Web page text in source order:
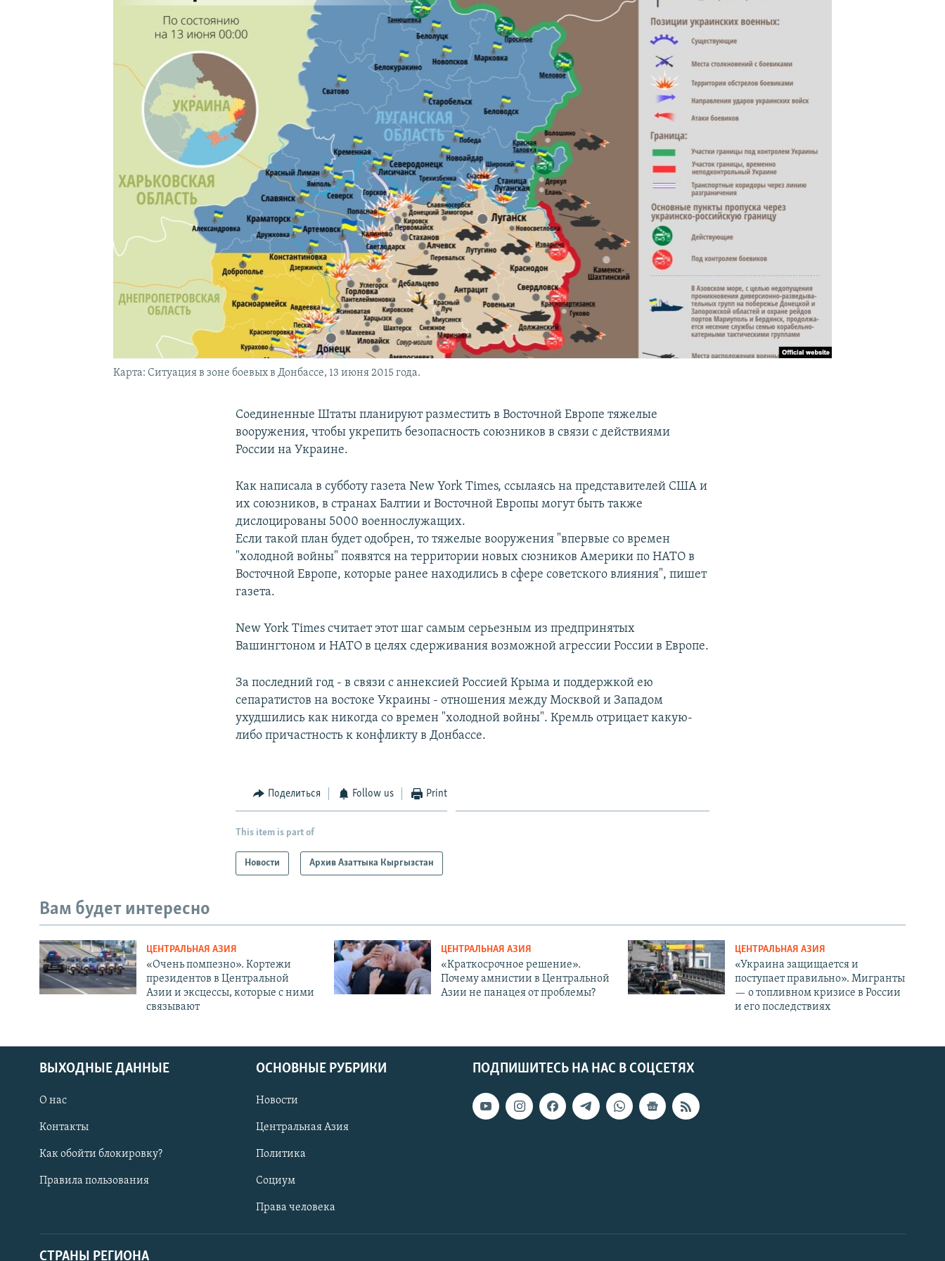
Карта: Ситуация в зоне боевых в Донбассе, 13 июня 2015 года.
Соединенные Штаты планируют разместить в Восточной Европе тяжелые
вооружения, чтобы укрепить безопасность союзников в связи с действиями
России на Украине.
Как написала в субботу газета New York Times, ссылаясь на представителей США и
их союзников, в странах Балтии и Восточной Европы могут быть также
дислоцированы 5000 военнослужащих.
Если такой план будет одобрен, то тяжелые вооружения "впервые со времен
"холодной войны" появятся на территории новых сюзников Америки по НАТО в
Восточной Европе, которые ранее находились в сфере советского влияния", пишет
газета.
New York Times считает этот шаг самым серьезным из предпринятых
Вашингтоном и НАТО в целях сдерживания возможной агрессии России в Европе.
За последний год - в связи с аннексией Россией Крыма и поддержкой ею
сепаратистов на востоке Украины - отношения между Москвой и Западом
ухудшились как никогда со времен "холодной войны". Кремль отрицает какую-
либо причастность к конфликту в Донбассе.
Поделиться Follow us Print
This item is part of
Новости Архив Азаттыка Кыргызстан
Вам будет интересно
ЦЕНТРАЛЬНАЯ АЗИЯ
«Очень помпезно». Кортежи
президентов в Центральной
Азии и эксцессы, которые с ними
связывают
ЦЕНТРАЛЬНАЯ АЗИЯ
«Краткосрочное решение».
Почему амнистии в Центральной
Азии не панацея от проблемы?
ЦЕНТРАЛЬНАЯ АЗИЯ
«Украина защищается и
поступает правильно». Мигранты
— о топливном кризисе в России
и его последствиях
ПОДПИШИТЕСЬ НА НАС В СОЦСЕТЯХ
ВЫХОДНЫЕ ДАННЫЕ
О нас
Контакты
Как обойти блокировку?
Правила пользования
ОСНОВНЫЕ РУБРИКИ
Новости
Центральная Азия
Политика
Социум
Права человека
СТРАНЫ РЕГИОНА